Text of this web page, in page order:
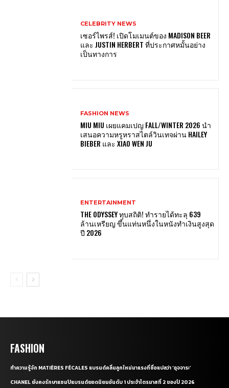
CELEBRITY NEWS
เซอร์ไพรส์! เปิดโมเมนต์ของ MADISON BEER
และ JUSTIN HERBERT ที่ประกาศหมั้นอย่าง
เป็นทางการ
FASHION NEWS
MIU MIU เผยแคมเปญ FALL/WINTER 2026 นำ
เสนอความหรูหราสไตล์วินเทจผ่าน HAILEY
BIEBER และ XIAO WEN JU
ENTERTAINMENT
THE ODYSSEY ทุบสถิติ! ทำรายได้ทะลุ 639
ล้านเหรียญ ขึ้นแท่นหนึ่งในหนังทำเงินสูงสุด
ปี 2026
FASHION
ทำความรู้จัก MATIÈRES FÉCALES แบรนด์คลื่นลูกใหม่มาแรงที่ชื่อแปลว่า ‘อุจจาระ’
CHANEL ยังคงรักษาแชมป์แบรนด์ยอดนิยมอันดับ 1 ประจำไตรมาสที่ 2 ของปี 2026